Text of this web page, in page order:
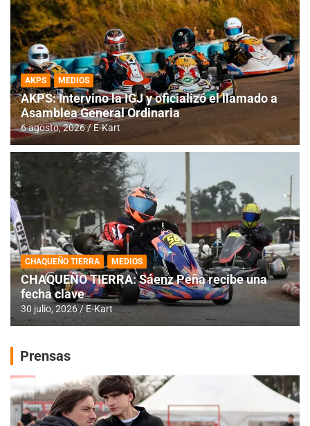
AKPS MEDIOS
AKPS: Intervino la IGJ y oficializó el llamado a
Asamblea General Ordinaria
6 agosto, 2026 E-Kart
CHAQUEÑO TIERRA MEDIOS
CHAQUEÑO TIERRA: Sáenz Peña recibe una
fecha clave
30 julio, 2026 E-Kart
Prensas